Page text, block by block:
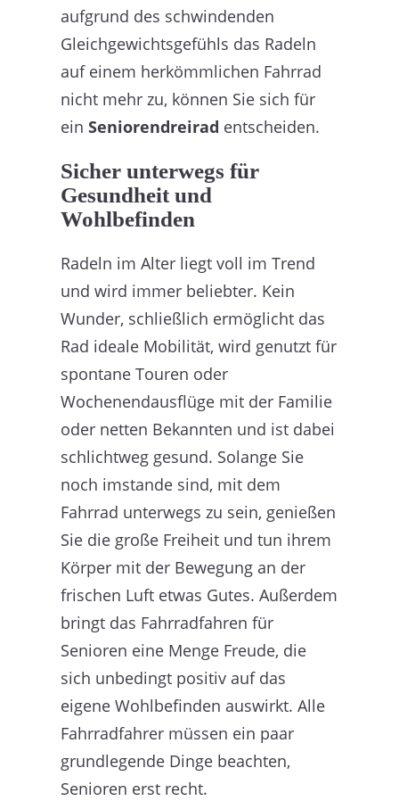
aufgrund des schwindenden
Gleichgewichtsgefühls das Radeln
auf einem herkömmlichen Fahrrad
nicht mehr zu, können Sie sich für
ein Seniorendreirad entscheiden.
Sicher unterwegs für
Gesundheit und
Wohlbefinden
Radeln im Alter liegt voll im Trend
und wird immer beliebter. Kein
Wunder, schließlich ermöglicht das
Rad ideale Mobilität, wird genutzt für
spontane Touren oder
Wochenendausflüge mit der Familie
oder netten Bekannten und ist dabei
schlichtweg gesund. Solange Sie
noch imstande sind, mit dem
Fahrrad unterwegs zu sein, genießen
Sie die große Freiheit und tun ihrem
Körper mit der Bewegung an der
frischen Luft etwas Gutes. Außerdem
bringt das Fahrradfahren für
Senioren eine Menge Freude, die
sich unbedingt positiv auf das
eigene Wohlbefinden auswirkt. Alle
Fahrradfahrer müssen ein paar
grundlegende Dinge beachten,
Senioren erst recht.